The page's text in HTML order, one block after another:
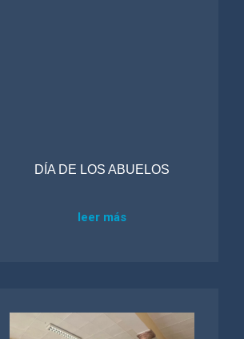
DÍA DE LOS ABUELOS
leer más